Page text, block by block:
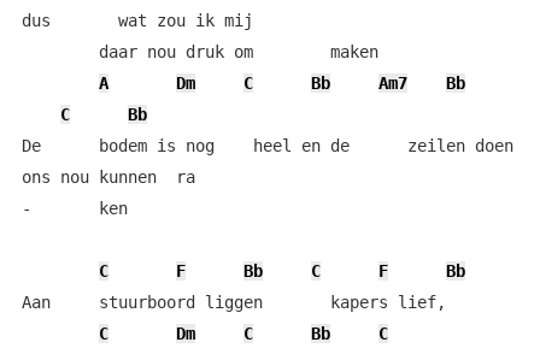
dus       wat zou ik mij
        daar nou druk om        maken
A
Dm C Bb Am7
Bb
C
Bb
De      bodem is nog    heel en de      zeilen
ons nou kunnen  ra
-       ken
C F Bb C F
Bb
Aan     stuurboord liggen       kapers lief,
C
Dm C Bb
C